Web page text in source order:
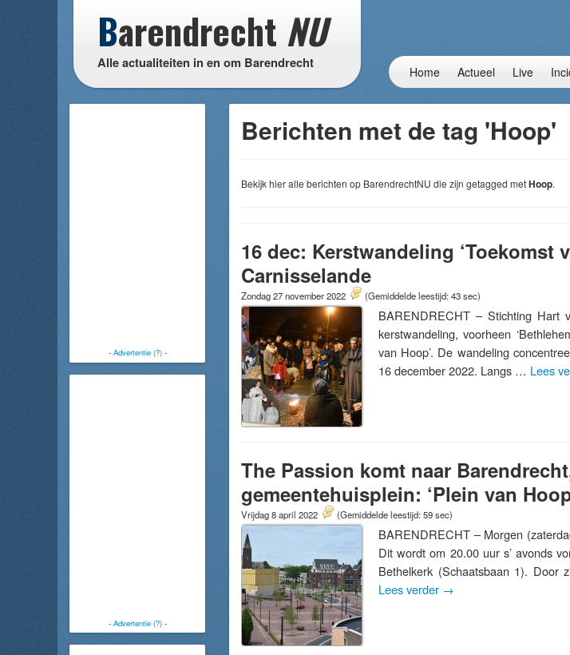
Barendrecht NU
Alle actualiteiten in en om Barendrecht
Home Actueel Live
- Advertentie (?)-
- Advertentie (?)-
Berichten met de tag 'Hoop'
Bekijk hier alle berichten op BarendrechtNU die zijn getagged metHoop.
16 dec: Kerstwandeling ‘Toekomst
Carnisselande
Zondag 27 november 2022 (Gemiddelde leestijd: 43 sec)
BARENDRECHT – Stichting Hart
kerstwandeling, voorheen
van Hoop’. De wandeling
16 december 2022. Langs … Lees
The Passion komt naar
gemeentehuisplein: ‘Plein van
Vrijdag 8 april 2022 (Gemiddelde leestijd: 59 sec)
BARENDRECHT – Morgen
Dit wordt om 20.00 uur s’ avonds
Bethelkerk (Schaatsbaan 1).
Lees verder →